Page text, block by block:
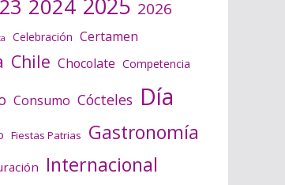
2024 2025 2026
Celebración Certamen
Chile Chocolate Competencia
Consumo Cócteles Día
Fiestas Patrias Gastronomía
Internacional